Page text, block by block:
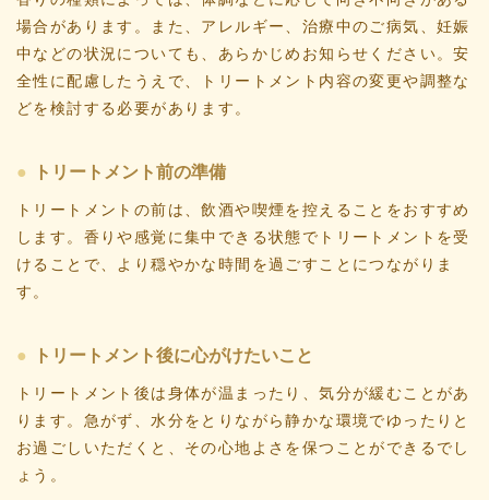
場合があります。また、アレルギー、治療中のご病気、妊娠
中などの状況についても、あらかじめお知らせください。安
全性に配慮したうえで、トリートメント内容の変更や調整な
どを検討する必要があります。
トリートメント前の準備
トリートメントの前は、飲酒や喫煙を控えることをおすすめ
します。香りや感覚に集中できる状態でトリートメントを受
けることで、より穏やかな時間を過ごすことにつながりま
す。
トリートメント後に心がけたいこと
トリートメント後は身体が温まったり、気分が緩むことがあ
ります。急がず、水分をとりながら静かな環境でゆったりと
お過ごしいただくと、その心地よさを保つことができるでし
ょう。